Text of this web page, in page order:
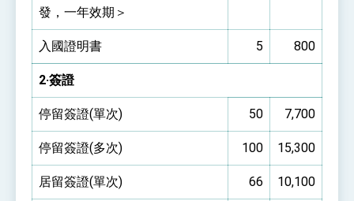
發，一年效期＞
入國證明書 5 800
2·簽證
停留簽證(單次) 50 7,700
停留簽證(多次) 100 15,300
居留簽證(單次) 66 10,100